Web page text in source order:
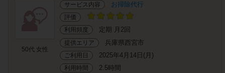
50代 女性
サービス内容 お掃除代行
評価
利用頻度
定期 月2回
提供エリア 兵庫県西宮市
ご利用日 2025年4月14日(月)
利用時間 2.5時間